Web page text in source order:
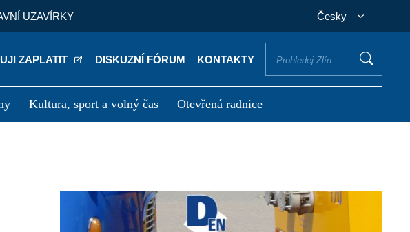
UZAVÍRKY Česky
ZAPLATIT DISKUZNÍ FÓRUM KONTAKTY
Kultura, sport a volný čas Otevřená radnice